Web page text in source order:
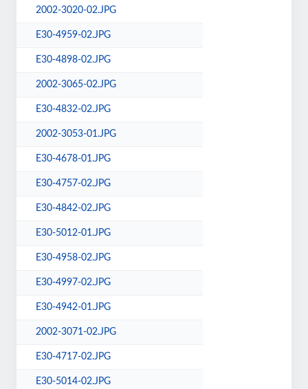
2002-3020-02.JPG
E30-4959-02.JPG
E30-4898-02.JPG
2002-3065-02.JPG
E30-4832-02.JPG
2002-3053-01.JPG
E30-4678-01.JPG
E30-4757-02.JPG
E30-4842-02.JPG
E30-5012-01.JPG
E30-4958-02.JPG
E30-4997-02.JPG
E30-4942-01.JPG
2002-3071-02.JPG
E30-4717-02.JPG
E30-5014-02.JPG